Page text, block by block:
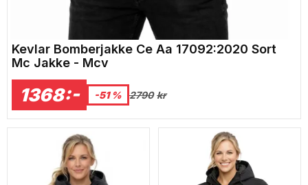
Kevlar Bomberjakke Ce Aa 17092:2020 Sort
Mc Jakke - Mcv
1368:- -51 % 2790 kr